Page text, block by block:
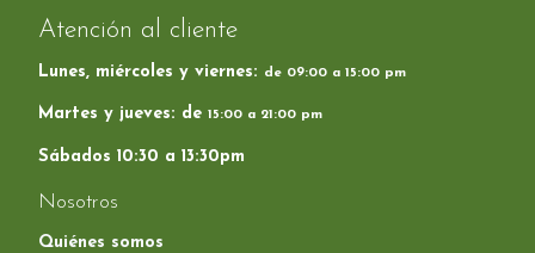
Atención al cliente
Lunes, miércoles y viernes: de 09:00 a 15:00 pm
Martes y jueves: de 15:00 a 21:00 pm
Sábados 10:30 a 13:30pm
Nosotros
Quiénes somos